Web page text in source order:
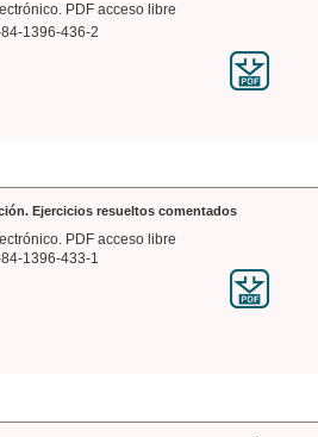
PDF acceso libre
84-1396-436-2
Ejercicios resueltos comentados
PDF acceso libre
84-1396-433-1